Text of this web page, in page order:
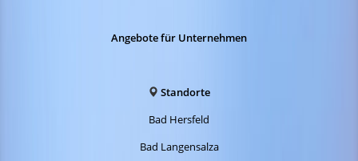
Angebote für Unternehmen
Standorte
Bad Hersfeld
Bad Langensalza